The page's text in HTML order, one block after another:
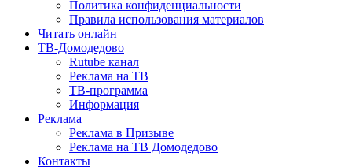
Политика конфиденциальности
Правила использования материалов
Читать онлайн
ТВ-Домодедово
Rutube канал
Реклама на ТВ
ТВ-программа
Информация
Реклама
Реклама в Призыве
Реклама на ТВ Домодедово
Контакты